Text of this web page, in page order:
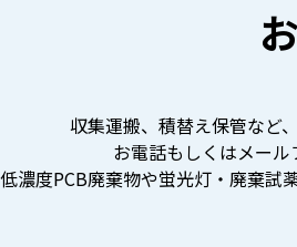
収集運搬、積替え保管など
お電話もしくはメー
低濃度PCB廃棄物や蛍光灯・廃棄試